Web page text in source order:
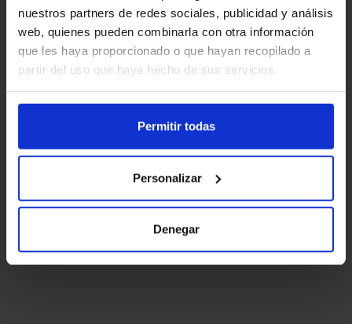
nuestros partners de redes sociales, publicidad y análisis
web, quienes pueden combinarla con otra información
que les haya proporcionado o que hayan recopilado a
partir del uso que haya hecho de sus servicios.
Permitir todas
Personalizar
Denegar